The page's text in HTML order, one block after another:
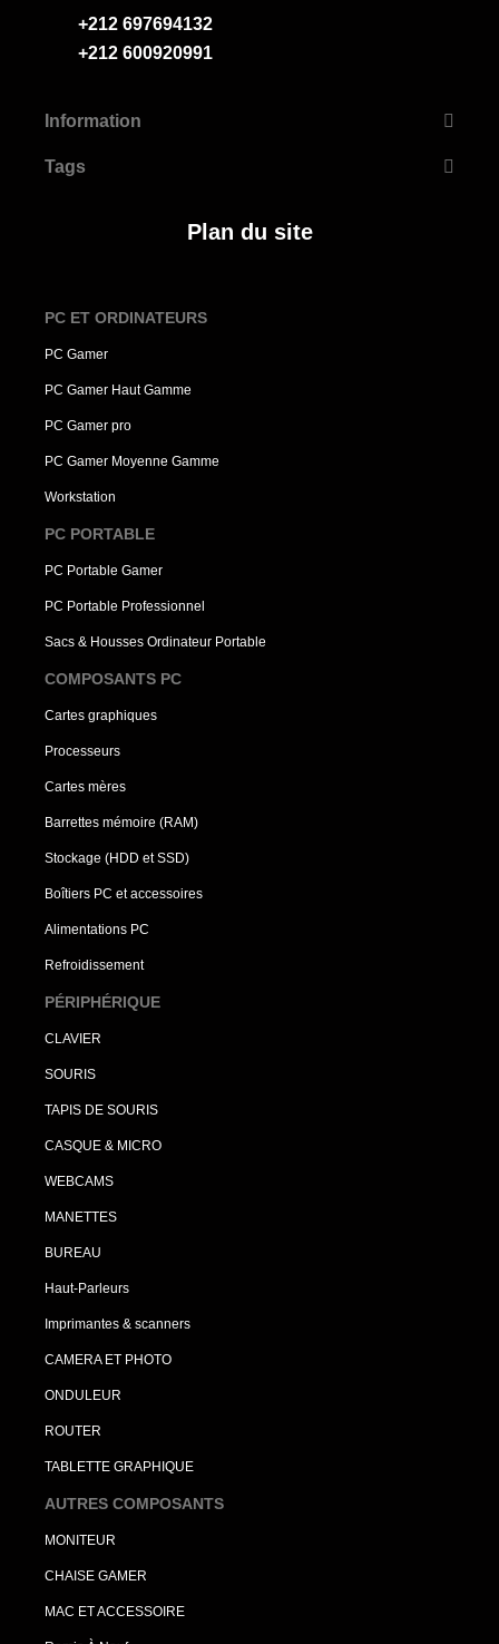
+212 697694132
+212 600920991
Information
Tags
Plan du site
PC ET ORDINATEURS
PC Gamer
PC Gamer Haut Gamme
PC Gamer pro
PC Gamer Moyenne Gamme
Workstation
PC PORTABLE
PC Portable Gamer
PC Portable Professionnel
Sacs & Housses Ordinateur Portable
COMPOSANTS PC
Cartes graphiques
Processeurs
Cartes mères
Barrettes mémoire (RAM)
Stockage (HDD et SSD)
Boîtiers PC et accessoires
Alimentations PC
Refroidissement
PÉRIPHÉRIQUE
CLAVIER
SOURIS
TAPIS DE SOURIS
CASQUE & MICRO
WEBCAMS
MANETTES
BUREAU
Haut-Parleurs
Imprimantes & scanners
CAMERA ET PHOTO
ONDULEUR
ROUTER
TABLETTE GRAPHIQUE
AUTRES COMPOSANTS
MONITEUR
CHAISE GAMER
MAC ET ACCESSOIRE